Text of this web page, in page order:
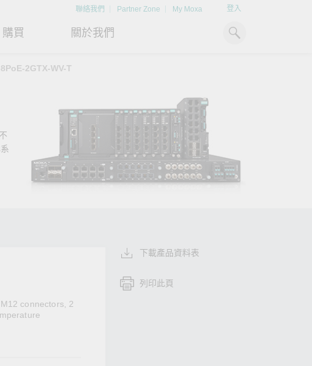
聯絡我們 Partner Zone My Moxa 登入
x86 電腦
ARM 電腦
平板電腦
安全
專文以掌握
全的見解與
掌握綠能脈動
探索 BESS（電池儲能系統）
如何引領能源轉型，打造更潔
閱讀更多網路安全專
專家對工業網路安全
文件資料庫
案例研究
技術專文資料庫
購買 關於我們
Moxa 人才小聯盟系統
如同美國職棒聯盟的人才育
成，我們發展 Moxa 人才小聯
2GTX-WV-T
connectors, 2
下載產品資料表
列印此頁